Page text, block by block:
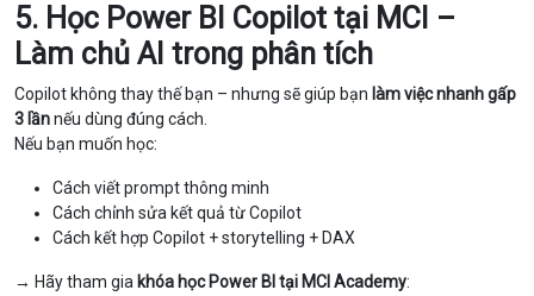
5. Học Power BI Copilot tại MCI –
Làm chủ AI trong phân tích
Copilot không thay thế bạn – nhưng sẽ giúp bạn làm việc nhanh gấp
3 lầnnếu dùng đúng cách.
Nếu bạn muốn học:
Cách viết prompt thông minh
Cách chỉnh sửa kết quả từ Copilot
Cách kết hợp Copilot + storytelling + DAX
→ Hãy tham gia khóa học Power BI tại MCI Academy: